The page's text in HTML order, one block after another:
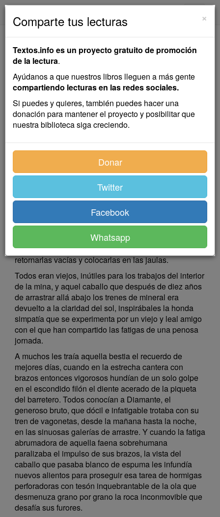
Sub Terra
Baldomero Lillo
Cuentos,Colección
Los inválidos
La extracción de un caballo en la mina,
acontecimiento no muy frecuente, había agrupado
alrededor del pique a los obreros que volcaban las
carretillas en la cancha y a los encargados de
retornarlas vacías y colocarlas en las jaulas.
Todos eran viejos, inútiles para los trabajos del interior
de la mina, y aquel caballo que después de diez años
de arrastrar allá abajo los trenes de mineral era
devuelto a la claridad del sol, inspirábales la honda
simpatía que se experimenta por un viejo y leal amigo
con el que han compartido las fatigas de una penosa
jornada.
A muchos les traía aquella bestia el recuerdo de
mejores días, cuando en la estrecha cantera con
brazos entonces vigorosos hundían de un solo golpe
en el escondido filón el diente acerado de la piqueta
del barretero. Todos conocían a Diamante, el
generoso bruto, que dócil e infatigable trotaba con su
tren de vagonetas, desde la mañana hasta la noche,
en las sinuosas galerías de arrastre. Y cuando la fatiga
abrumadora de aquella faena sobrehumana
paralizaba el impulso de sus brazos, la vista del
caballo que pasaba blanco de espuma les infundía
nuevos alientos para proseguir esa tarea de hormigas
perforadoras con tesón inquebrantable de la ola que
desmenuza grano por grano la roca inconmovible que
desafía sus furores.
×
Comparte tus lecturas
Textos.info es un proyecto gratuito de promoción
de la lectura.
Ayúdanos a que nuestros libros lleguen a más gente
compartiendo lecturas en las redes sociales.
Si puedes y quieres, también puedes hacer una
donación para mantener el proyecto y posibilitar que
nuestra biblioteca siga creciendo.
Donar
Twitter
Facebook
Whatsapp